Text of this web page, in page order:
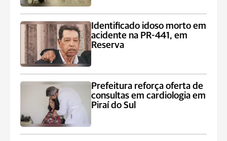
Identificado idoso morto em
acidente na PR-441, em
Reserva
Prefeitura reforça oferta de
consultas em cardiologia em
Piraí do Sul